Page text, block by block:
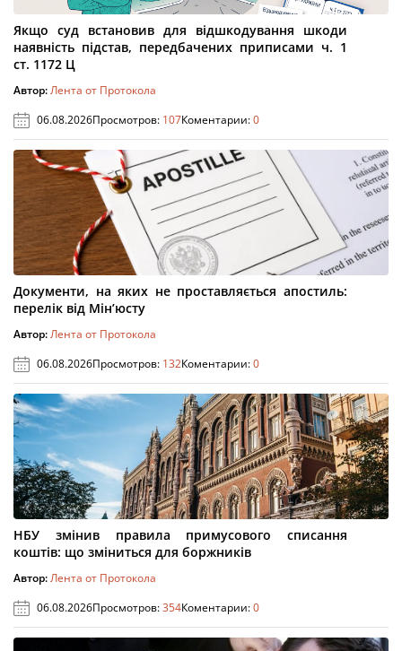
Якщо суд встановив для відшкодування шкоди
наявність підстав, передбачених приписами ч. 1
ст. 1172 Ц
Автор:Лента от Протокола
06.08.2026Просмотров: 107Коментарии:0
Документи, на яких не проставляється апостиль:
перелік від Мін’юсту
Автор:Лента от Протокола
06.08.2026Просмотров: 132Коментарии:0
НБУ змінив правила примусового списання
коштів: що зміниться для боржників
Автор:Лента от Протокола
06.08.2026Просмотров:354Коментарии:0